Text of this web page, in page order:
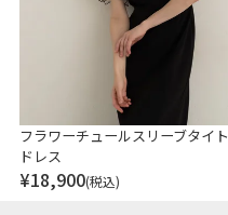
フラワーチュールスリーブタイト
ドレス
¥18,900(税込)